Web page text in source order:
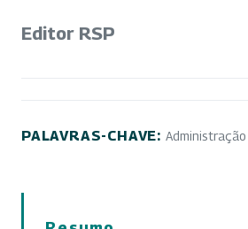
Editor RSP
PALAVRAS-CHAVE: